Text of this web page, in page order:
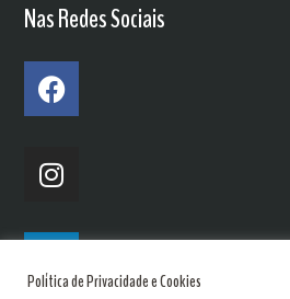
Nas Redes Sociais
Política de Privacidade e Cookies